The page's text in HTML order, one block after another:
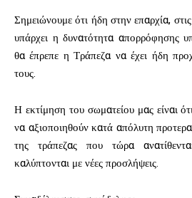
Σημειώνουμε ότι ήδη στην επαρχία,
υπάρχει η δυνατότητα απορρόφησης
θα έπρεπε η Τράπεζα να έχει ήδη
τους.
Η εκτίμηση του σωματείου μας είναι
να αξιοποιηθούν κατά απόλυτη
της τράπεζας που τώρα
καλύπτονται με νέες προσλήψεις.